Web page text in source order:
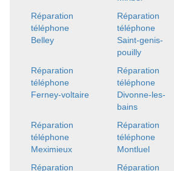
Réparation
téléphone
Belley
Réparation
téléphone
Saint-genis-
pouilly
Réparation
téléphone
Ferney-voltaire
Réparation
téléphone
Divonne-les-
bains
Réparation
téléphone
Meximieux
Réparation
téléphone
Montluel
Réparation
Réparation